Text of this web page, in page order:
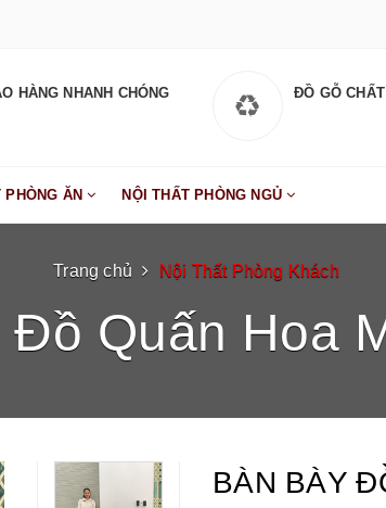
HÀNG NHANH CHÓNG ĐỒ GỖ
PHÒNG ĂN NỘI THẤT PHÒNG NGỦ
Trang chủ Nội Thất Phòng Khách
Đồ Quấn Hoa
BÀN BÀY